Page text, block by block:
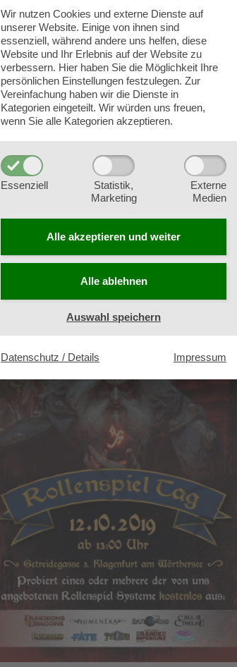
Wir nutzen Cookies und externe Dienste auf
unserer Website. Einige von ihnen sind
essenziell, während andere uns helfen, diese
Website und Ihr Erlebnis auf der Website zu
verbessern. Hier haben Sie die Möglichkeit Ihre
persönlichen Einstellungen festzulegen. Zur
Vereinfachung haben wir die Dienste in
Kategorien eingeteilt. Wir würden uns freuen,
wenn Sie alle Kategorien akzeptieren.
Essenziell
Statistik,
Marketing
Externe
Medien
Alle akzeptieren und weiter
Alle ablehnen
Auswahl speichern
Datenschutz / Details Impressum
D&D Candlekeep Mysteries
25. März 2021 | Pen & Paper
Candlekeep Mysteries von Dungeons &
Dragons ... ist bei uns im Shop erhältlich!! Aber,
nochmal kurz zur Erinnerung: Candlekeep
Mysteries ist eine Sammlung von siebzehn [...]
D&D